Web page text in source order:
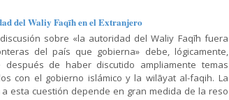
y Ética
y Educación
y Shiismo
del Waliy Faqīh en el Extranjero
sobre «la autoridad del Waliy Faqīh fuera
del país que gobierna» debe, lógicamente,
después de haber discutido ampliamente temas
con el gobierno islámico y la wilāyat al-faqih. La
esta cuestión depende en gran medida de la reso